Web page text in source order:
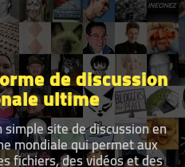
de discussion
ultime
site de discussion en
mondiale qui permet aux
fichiers, des vidéos et des